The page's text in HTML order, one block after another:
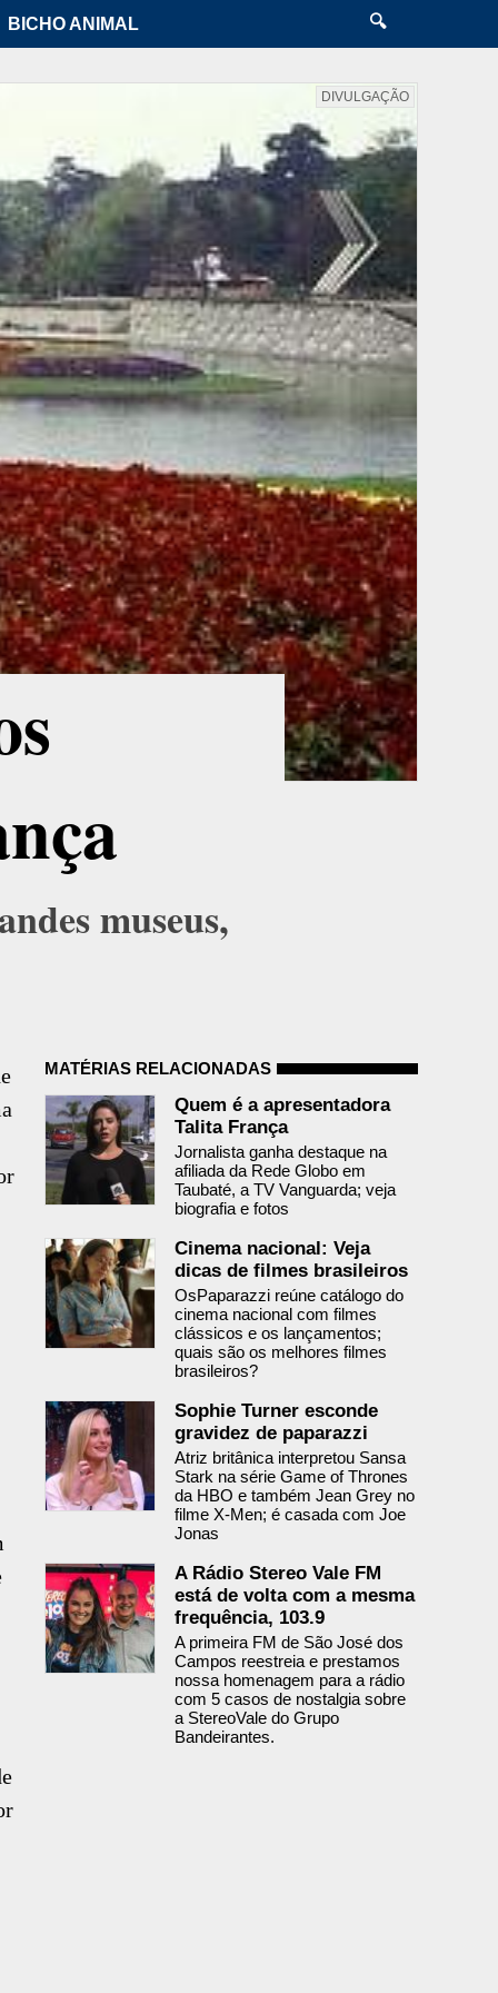
BICHO ANIMAL 🔍
DIVULGAÇÃO
museus,
MATÉRIAS RELACIONADAS
Quem é a apresentadora
Talita França
Jornalista ganha destaque na
afiliada da Rede Globo em
Taubaté, a TV Vanguarda; veja
biografia e fotos
Cinema nacional: Veja
dicas de filmes brasileiros
OsPaparazzi reúne catálogo do
cinema nacional com filmes
clássicos e os lançamentos;
quais são os melhores filmes
brasileiros?
Sophie Turner esconde
gravidez de paparazzi
Atriz britânica interpretou Sansa
Stark na série Game of Thrones
da HBO e também Jean Grey no
filme X-Men; é casada com Joe
Jonas
A Rádio Stereo Vale FM
está de volta com a mesma
frequência, 103.9
A primeira FM de São José dos
Campos reestreia e prestamos
nossa homenagem para a rádio
com 5 casos de nostalgia sobre
a StereoVale do Grupo
Bandeirantes.